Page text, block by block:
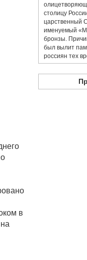
в
столицу
царственный
именуемый
бронзы.
был вылит
россиян тех